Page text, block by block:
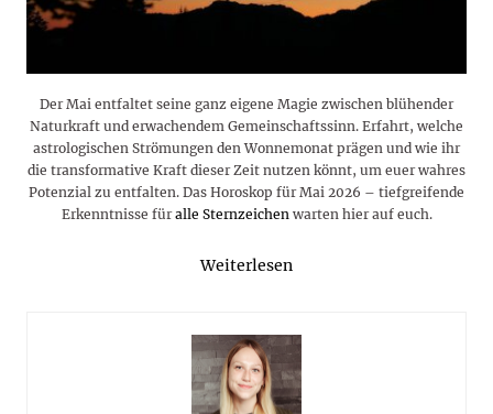
Der Mai entfaltet seine ganz eigene Magie zwischen blühender
Naturkraft und erwachendem Gemeinschaftssinn. Erfahrt, welche
astrologischen Strömungen den Wonnemonat prägen und wie ihr
die transformative Kraft dieser Zeit nutzen könnt, um euer wahres
Potenzial zu entfalten. Das Horoskop für Mai 2026 – tiefgreifende
Erkenntnisse füralle Sternzeichen warten hier auf euch.
Weiterlesen